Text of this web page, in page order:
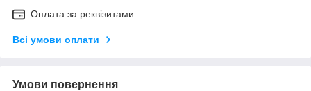
Оплата за реквізитами
Всі умови оплати
Умови повернення